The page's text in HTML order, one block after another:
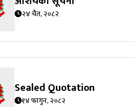
२४ चैत, २०८२
Sealed Quotation
१४ फागुन, २०८२